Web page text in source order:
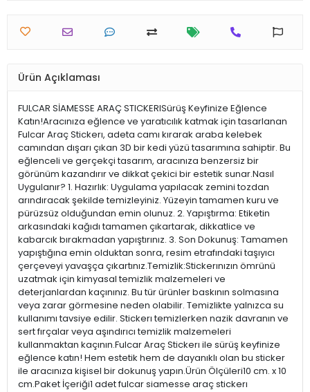
Ürün Açıklaması
FULCAR SİAMESSE ARAÇ STICKERISürüş Keyfinize Eğlence
Katın!Aracınıza eğlence ve yaratıcılık katmak için tasarlanan
Fulcar Araç Stickerı, adeta camı kırarak araba kelebek
camından dışarı çıkan 3D bir kedi yüzü tasarımına sahiptir. Bu
eğlenceli ve gerçekçi tasarım, aracınıza benzersiz bir
görünüm kazandırır ve dikkat çekici bir estetik sunar.Nasıl
Uygulanır? 1. Hazırlık: Uygulama yapılacak zemini tozdan
arındıracak şekilde temizleyiniz. Yüzeyin tamamen kuru ve
pürüzsüz olduğundan emin olunuz. 2. Yapıştırma: Etiketin
arkasındaki kağıdı tamamen çıkartarak, dikkatlice ve
kabarcık bırakmadan yapıştırınız. 3. Son Dokunuş: Tamamen
yapıştığına emin olduktan sonra, resim etrafındaki taşıyıcı
çerçeveyi yavaşça çıkartınız.Temizlik:Stickerınızın ömrünü
uzatmak için kimyasal temizlik malzemeleri ve
deterjanlardan kaçınınız. Bu tür ürünler baskının solmasına
veya zarar görmesine neden olabilir. Temizlikte yalnızca su
kullanımı tavsiye edilir. Stickerı temizlerken nazik davranın ve
sert fırçalar veya aşındırıcı temizlik malzemeleri
kullanmaktan kaçının.Fulcar Araç Stickerı ile sürüş keyfinize
eğlence katın! Hem estetik hem de dayanıklı olan bu sticker
ile aracınıza kişisel bir dokunuş yapın.Ürün Ölçüleri10 cm. x 10
cm.Paket İçeriği1 adet fulcar siamesse araç stickerı